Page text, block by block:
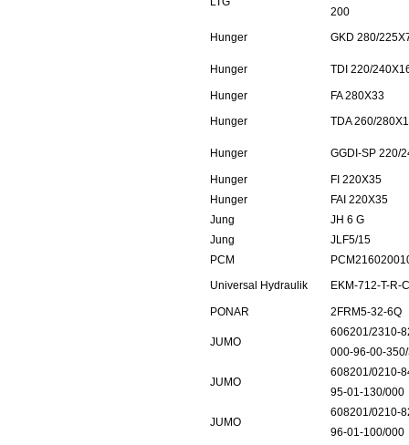
200
Hunger
GKD 280/
Hunger TDI 220/
Hunger
FA 280X33
Hunger
TDA 260/
Hunger GGDI-SP 220/
Hunger
FI 220X35
Hunger
FAI 220X35
Jung
JH 6 G
Jung
JLF5/15
PCM
Universal Hydraulik
EKM-712-T-R-
PONAR 2FRM5-32-6Q
JUMO
606201/2310-
000-96-00-
JUMO
608201/0210-
95-01-130/000
JUMO
608201/0210-
96-01-100/000